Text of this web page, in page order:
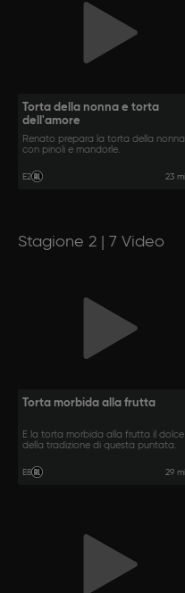
Torta della nonna e torta
dell'amore
Renato prepara la torta della nonna
con pinoli e mandorle.
E2 23
Stagione 2 | 7 Video
Torta morbida alla frutta
È la torta morbida alla frutta il dolce
della tradizione di questa puntata.
E8 29